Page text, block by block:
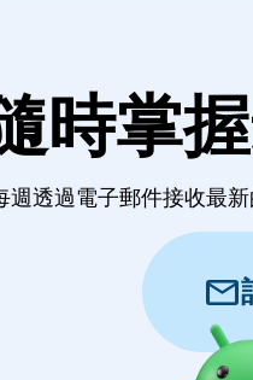
時掌
週透過電子郵件接收最
mail